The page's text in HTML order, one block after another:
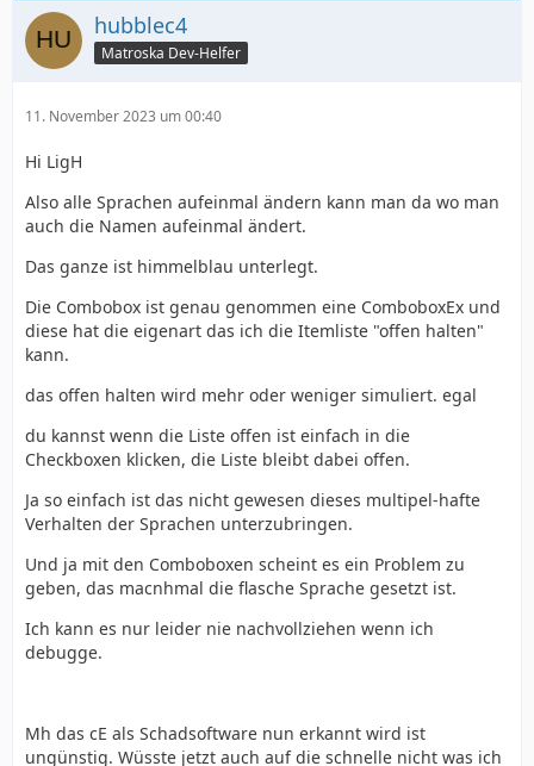
hubblec4
Matroska Dev-Helfer
11. November 2023 um 00:40
Hi LigH
Also alle Sprachen aufeinmal ändern kann man da wo man
auch die Namen aufeinmal ändert.
Das ganze ist himmelblau unterlegt.
Die Combobox ist genau genommen eine ComboboxEx und
diese hat die eigenart das ich die Itemliste "offen halten"
kann.
das offen halten wird mehr oder weniger simuliert. egal
du kannst wenn die Liste offen ist einfach in die
Checkboxen klicken, die Liste bleibt dabei offen.
Ja so einfach ist das nicht gewesen dieses multipel-hafte
Verhalten der Sprachen unterzubringen.
Und ja mit den Comboboxen scheint es ein Problem zu
geben, das macnhmal die flasche Sprache gesetzt ist.
Ich kann es nur leider nie nachvollziehen wenn ich
debugge.
Mh das cE als Schadsoftware nun erkannt wird ist
ungünstig. Wüsste jetzt auch auf die schnelle nicht was ich